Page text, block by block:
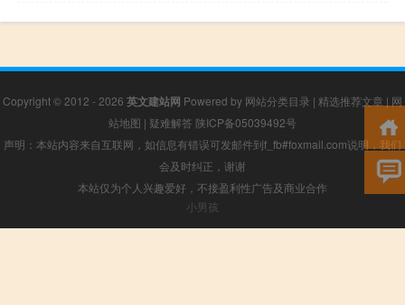
Copyright © 2012 - 2026 英文建站网 Powered by 网站分类目录 | 精选推荐文章 | 网
站地图 | 疑难解答 陕ICP备05039492号
声明：本站内容来自互联网，如信息有错误可发邮件到f_fb#foxmail.com说明，我们
会及时纠正，谢谢
本站仅为个人兴趣爱好，不接盈利性广告及商业合作
小男孩